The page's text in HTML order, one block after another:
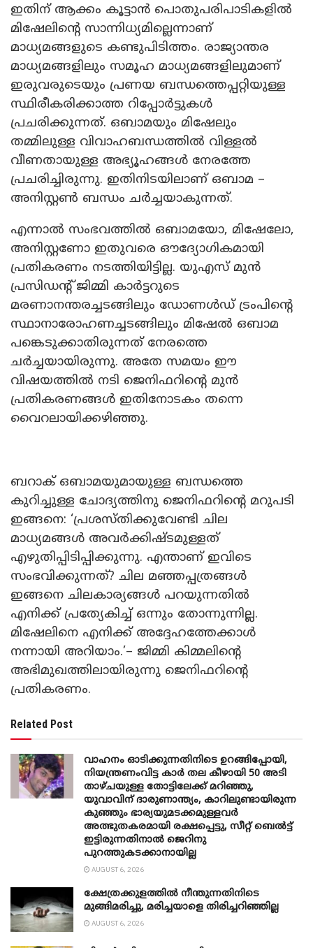
ഇതിന് ആക്കം കൂട്ടാൻ പൊതുപരിപാടികളിൽ
മിഷേലിന്റെ സാന്നിധ്യമില്ലെന്നാണ്
മാധ്യമങ്ങളുടെ കണ്ടുപിടിത്തം. രാജ്യാന്തര
മാധ്യമങ്ങളിലും സമൂഹ മാധ്യമങ്ങളിലുമാണ്
ഇരുവരുടെയും പ്രണയ ബന്ധത്തെപ്പറ്റിയുള്ള
സ്ഥിരീകരിക്കാത്ത റിപ്പോർട്ടുകൾ
പ്രചരിക്കുന്നത്. ഒബാമയും മിഷേലും
തമ്മിലുള്ള വിവാഹബന്ധത്തിൽ വിള്ളൽ
വീണതായുള്ള അഭ്യൂഹങ്ങൾ നേരത്തേ
പ്രചരിച്ചിരുന്നു. ഇതിനിടയിലാണ് ഒബാമ –
അനിസ്റ്റൺ ബന്ധം ചർച്ചയാകുന്നത്.
എന്നാൽ സംഭവത്തിൽ ഒബാമയോ, മിഷേലോ,
അനിസ്റ്റണോ ഇതുവരെ ഔദ്യോഗികമായി
പ്രതികരണം നടത്തിയിട്ടില്ല. യുഎസ് മുൻ
പ്രസിഡന്റ് ജിമ്മി കാർട്ടറുടെ
മരണാനന്തരച്ചടങ്ങിലും ഡോണൾഡ് ട്രംപിന്റെ
സ്ഥാനാരോഹണച്ചടങ്ങിലും മിഷേൽ ഒബാമ
പങ്കെടുക്കാതിരുന്നത് നേരത്തെ
ചർച്ചയായിരുന്നു. അതേ സമയം ഈ
വിഷയത്തിൽ നടി ജെനിഫറിന്റെ മുൻ
പ്രതികരണങ്ങൾ ഇതിനോടകം തന്നെ
വൈറലായിക്കഴിഞ്ഞു.
ബറാക് ഒബാമയുമായുള്ള ബന്ധത്തെ
കുറിച്ചുള്ള ചോദ്യത്തിനു ജെനിഫറിന്റെ മറുപടി
ഇങ്ങനെ: ‘പ്രശസ്തിക്കുവേണ്ടി ചില
മാധ്യമങ്ങൾ അവർക്കിഷ്ടമുള്ളത്
എഴുതിപ്പിടിപ്പിക്കുന്നു. എന്താണ് ഇവിടെ
സംഭവിക്കുന്നത്? ചില മഞ്ഞപ്പത്രങ്ങൾ
ഇങ്ങനെ ചിലകാര്യങ്ങൾ പറയുന്നതിൽ
എനിക്ക് പ്രത്യേകിച്ച് ഒന്നും തോന്നുന്നില്ല.
മിഷേലിനെ എനിക്ക് അദ്ദേഹത്തേക്കാൾ
നന്നായി അറിയാം.’– ജിമ്മി കിമ്മലിന്റെ
അഭിമുഖത്തിലായിരുന്നു ജെനിഫറിന്റെ
പ്രതികരണം.
Related Post
വാഹനം ഓടിക്കുന്നതിനിടെ ഉറങ്ങിപ്പോയി,
നിയന്ത്രണംവിട്ട കാർ തല കീഴായി 50 അടി
താഴ്ചയുള്ള തോട്ടിലേക്ക് മറിഞ്ഞു,
യുവാവിന് ദാരുണാന്ത്യം, കാറിലുണ്ടായിരുന്ന
കുഞ്ഞും ഭാര്യയുമടക്കമുള്ളവർ
അത്ഭുതകരമായി രക്ഷപ്പെട്ടു, സീറ്റ് ബെൽട്ട്
ഇട്ടിരുന്നതിനാൽ ജെറിനു
പുറത്തുകടക്കാനായില്ല
AUGUST 6, 2026
ക്ഷേത്രക്കുളത്തില്‍ നീന്തുന്നതിനിടെ
മുങ്ങിമരിച്ചു, മരിച്ചയാളെ തിരിച്ചറിഞ്ഞില്ല
AUGUST 6, 2026